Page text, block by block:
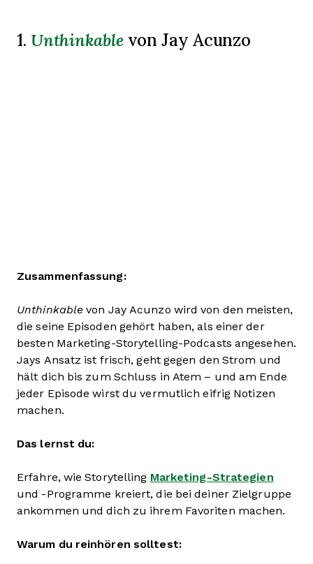
1. Unthinkablevon Jay Acunzo
Zusammenfassung:
Unthinkable von Jay Acunzo wird von den meisten,
die seine Episoden gehört haben, als einer der
besten Marketing-Storytelling-Podcasts angesehen.
Jays Ansatz ist frisch, geht gegen den Strom und
hält dich bis zum Schluss in Atem – und am Ende
jeder Episode wirst du vermutlich eifrig Notizen
machen.
Das lernst du:
Erfahre, wie Storytelling Marketing-Strategien
und -Programme kreiert, die bei deiner Zielgruppe
ankommen und dich zu ihrem Favoriten machen.
Warum du reinhören solltest: